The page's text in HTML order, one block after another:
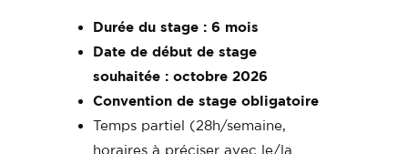
Durée du stage : 6 mois
Date de début de stage
souhaitée : octobre 2026
Convention de stage obligatoire
Temps partiel (28h/semaine,
horaires à préciser avec le/la